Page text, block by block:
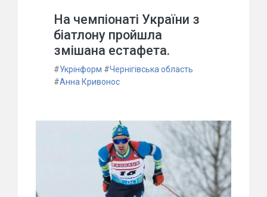
На чемпіонаті України з
біатлону пройшла
змішана естафета.
#Укрінформ #Чернігівська область
#Анна Кривонос